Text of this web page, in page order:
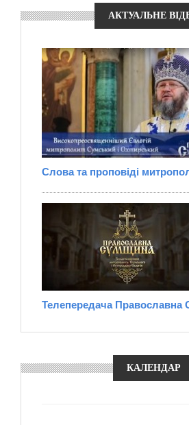
АКТУАЛЬНЕ
Слова та проповіді
Телепередача
КАЛЕНДАР